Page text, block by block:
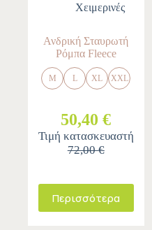
Χειμερινές
Ανδρική Σταυρωτή
Ρόμπα Fleece
M L XL XXL
50,40 €
Τιμή κατασκευαστή
72,00 €
Περισσότερα